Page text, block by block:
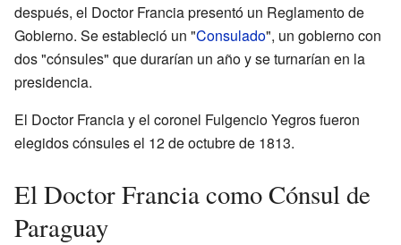
después, el Doctor Francia presentó un Reglamento de
Gobierno. Se estableció un "Consulado", un gobierno con
dos "cónsules" que durarían un año y se turnarían en la
presidencia.
El Doctor Francia y el coronel Fulgencio Yegros fueron
elegidos cónsules el 12 de octubre de 1813.
El Doctor Francia como Cónsul de
Paraguay